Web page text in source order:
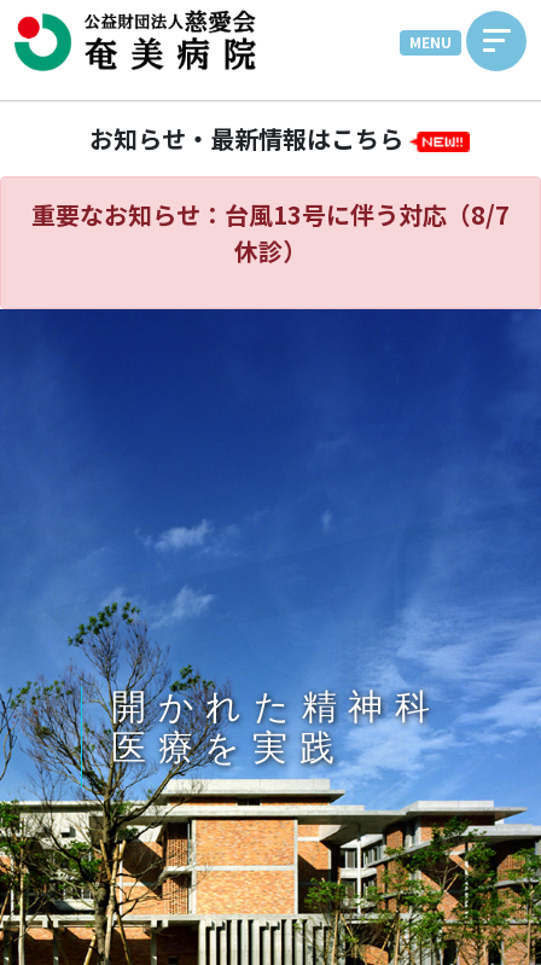
MENU
お知らせ・最新情報はこちら
重要なお知らせ： 台風13号に伴う対応（8/7
休診）
開かれた精神科
医療を実践
Previous Next